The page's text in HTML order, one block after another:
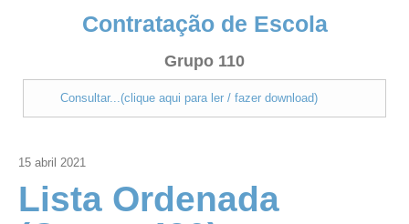
Contratação de Escola
Grupo 110
Consultar...(clique aqui para ler / fazer download)
15 abril 2021
Lista Ordenada